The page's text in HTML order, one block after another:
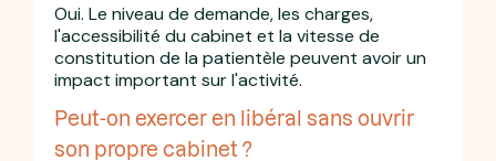
Oui. Le niveau de demande, les charges,
l'accessibilité du cabinet et la vitesse de
constitution de la patientèle peuvent avoir un
impact important sur l'activité.
Peut-on exercer en libéral sans ouvrir
son propre cabinet ?